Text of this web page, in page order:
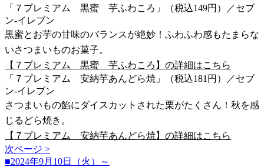
「７プレミアム 黒蜜 芋ふわころ」（税込149円）／セブ
ン-イレブン
黒蜜とお芋の甘味のバランスが絶妙！ふわふわ感もたまらな
いさつまいものお菓子。
【７プレミアム 黒蜜 芋ふわころ】の詳細はこちら
「７プレミアム 安納芋あんどら焼」（税込181円）／セブ
ン-イレブン
さつまいもの餡にダイスカットされた栗がたくさん！秋を感
じるどら焼き。
【７プレミアム 安納芋あんどら焼】の詳細はこちら
次ページ >
■2024年9月10日（火）～